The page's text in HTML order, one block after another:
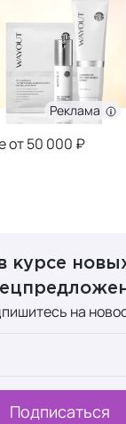
Реклама
от 50 000 ₽
курсе
на
Подписаться